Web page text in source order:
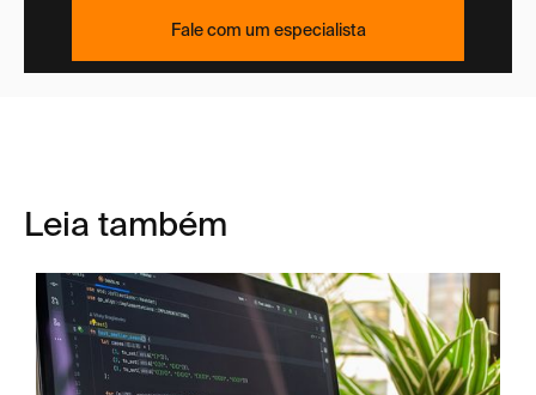
Fale com um especialista
Leia também